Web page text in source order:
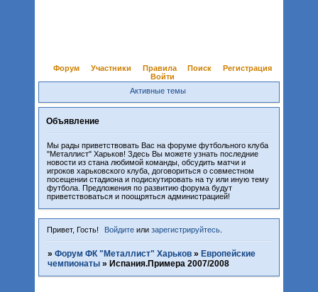
Форум Участники Правила Поиск
Регистрация
Войти
Активные темы
Объявление
Мы рады приветствовать Вас на форуме футбольного клуба
"Металлист" Харьков! Здесь Вы можете узнать последние
новости из стана любимой команды, обсудить матчи и
игроков харьковского клуба, договориться о совместном
посещении стадиона и подискутировать на ту или иную тему
футбола. Предложения по развитию форума будут
приветствоваться и поощряться администрацией!
Привет, Гость! Войдите илизарегистрируйтесь
» Форум ФК "Металлист" Харьков » Европейские
чемпионаты » Испания.Примера 2007/2008